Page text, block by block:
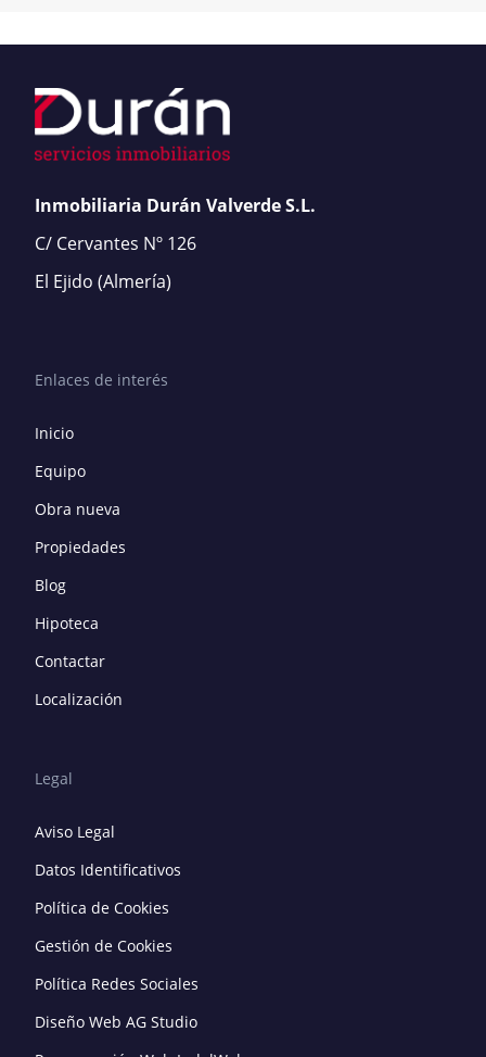
Inmobiliaria Durán Valverde S.L.
C/ Cervantes Nº 126
El Ejido (Almería)
Enlaces de interés
Inicio
Equipo
Obra nueva
Propiedades
Blog
Hipoteca
Contactar
Localización
Legal
Aviso Legal
Datos Identificativos
Política de Cookies
Gestión de Cookies
Política Redes Sociales
Diseño Web AG Studio